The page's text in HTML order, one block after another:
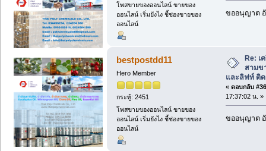
โพสขายของออนไลน์ ขายของ
ออนไลน์ เริ่มยังไง ชี้ช่องขายของ
ออนไลน์
ขออนุญาต
bestpostdd11
Hero Member
กระทู้: 2451
โพสขายของออนไลน์ ขายของ
ออนไลน์ เริ่มยังไง ชี้ช่องขายของ
ออนไลน์
Re: เ
สามข
และลิฟท์ ติ
« ตอบกลับ
17:37:02 น. »
ขออนุญาต